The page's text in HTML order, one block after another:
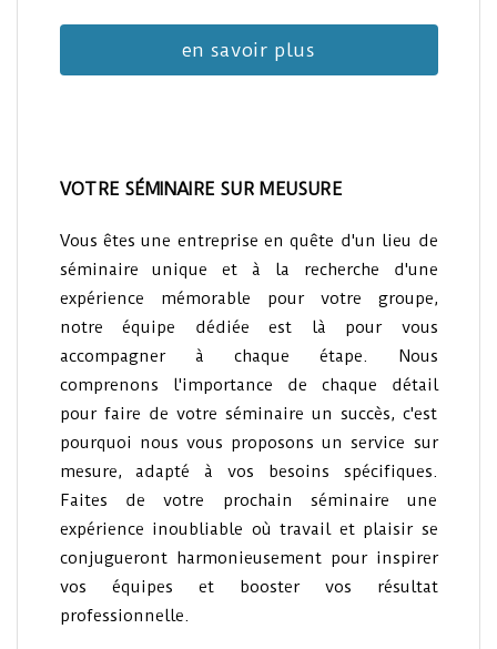
en savoir plus
VOTRE SÉMINAIRE SUR MEUSURE
Vous êtes une entreprise en quête d'un lieu de
séminaire unique et à la recherche d'une
expérience mémorable pour votre groupe,
notre équipe dédiée est là pour vous
accompagner à chaque étape. Nous
comprenons l'importance de chaque détail
pour faire de votre séminaire un succès, c'est
pourquoi nous vous proposons un service sur
mesure, adapté à vos besoins spécifiques.
Faites de votre prochain séminaire une
expérience inoubliable où travail et plaisir se
conjugueront harmonieusement pour inspirer
vos équipes et booster vos résultat
professionnelle.